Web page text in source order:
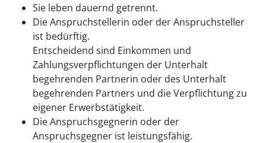
Sie leben dauernd getrennt.
Die Anspruchstellerin oder der Anspruchsteller
ist bedürftig.
Entscheidend sind Einkommen und
Zahlungsverpflichtungen der Unterhalt
begehrenden Partnerin oder des Unterhalt
begehrenden Partners und die Verpflichtung zu
eigener Erwerbstätigkeit.
Die Anspruchsgegnerin oder der
Anspruchsgegner ist leistungsfähig.